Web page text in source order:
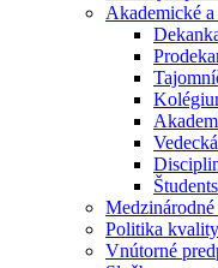
Akademické
Politika kvality
Vnútorné